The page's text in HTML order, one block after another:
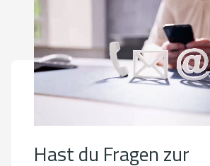
Hast du Fragen zur